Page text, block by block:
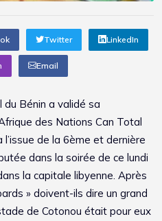
Twitter LinkedIn
Email
du Bénin a validé sa
des Nations Can Total
l’issue de la 6ème et dernière
dans la soirée de ce lundi
la capitale libyenne. Après
» doivent-ils dire un grand
de Cotonou était pour eux